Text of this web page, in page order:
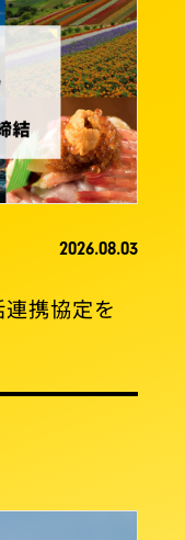
2026.08.03
携協定を